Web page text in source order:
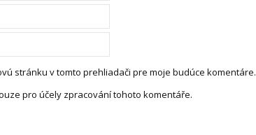
stránku v tomto prehliadači pre moje budúce komentáre.
pro účely zpracování tohoto komentáře.